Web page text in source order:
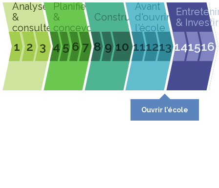
Analyser
&
consulter
1 2 3
Planifier
&
concevoir
4 567
Construire
8 9 10
Avant
d'ouvrir
l'école
111213
Ouvrir l’école
& Investir
141516